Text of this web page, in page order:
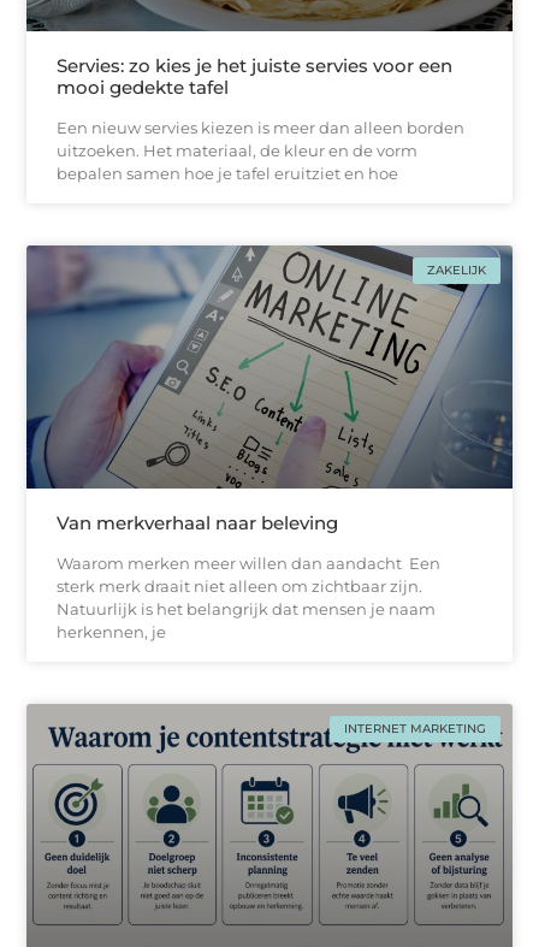
Servies: zo kies je het juiste servies voor een
mooi gedekte tafel
Een nieuw servies kiezen is meer dan alleen borden
uitzoeken. Het materiaal, de kleur en de vorm
bepalen samen hoe je tafel eruitziet en hoe
ZAKELIJK
Van merkverhaal naar beleving
Waarom merken meer willen dan aandacht Een
sterk merk draait niet alleen om zichtbaar zijn.
Natuurlijk is het belangrijk dat mensen je naam
herkennen, je
INTERNET MARKETING